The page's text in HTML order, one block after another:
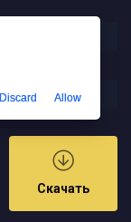
Скачать
Discard Allow